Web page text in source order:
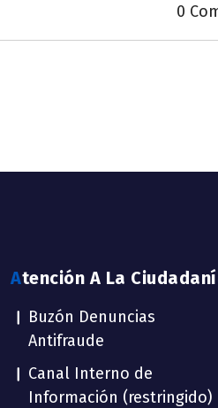
0
Atención A La
Buzón Denuncias
Antifraude
Canal Interno de
Información (restringido)